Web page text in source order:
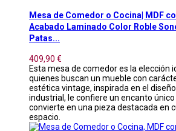
Mesa de Comedor o Cocina| MDF
Acabado Laminado Color Roble
Patas...
409,90 €
Esta mesa de comedor es la elección
quienes buscan un mueble con
estética vintage, inspirada en el diseño
industrial, le confiere un encanto único
convierte en una pieza destacada en
espacio.